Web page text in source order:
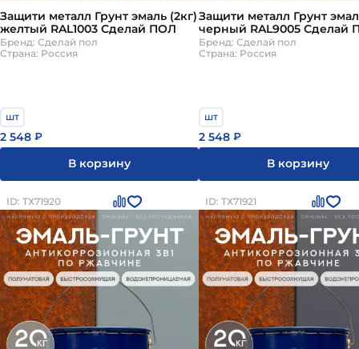
Защити металл Грунт эмаль (2кг)
желтый RAL1003 Сделай ПОЛ
Бренд: Сделай пол
Страна: Россия
шт
2 548 ₽
В корзину
Защити металл Грунт
черный RAL9005 Сделай
Бренд: Сделай пол
Страна: Россия
шт
2 548 ₽
В корзину
ID: ТХ71920 ID: ТХ71921